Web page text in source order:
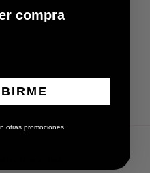
compra
otras promociones